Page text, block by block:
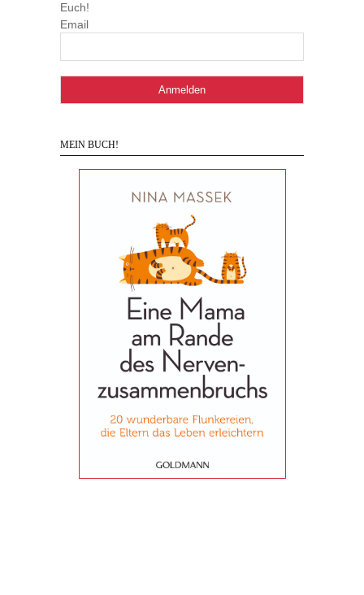
Euch!
Email
MEIN BUCH!